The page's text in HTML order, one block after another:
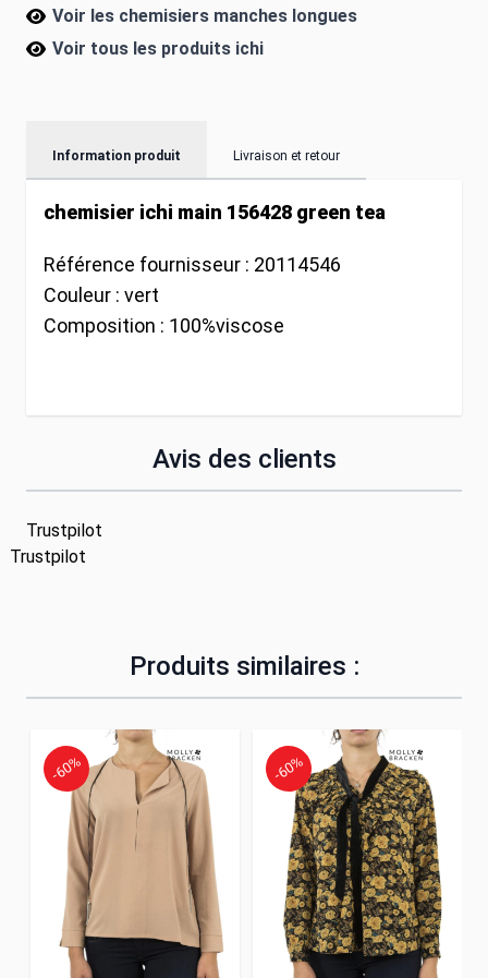
Voir les chemisiers manches longues
Voir tous les produits ichi
Information produit Livraison et retour
chemisier ichi main 156428 green tea
Référence fournisseur : 20114546
Couleur : vert
Composition : 100%viscose
Avis des clients
Trustpilot
Trustpilot
Produits similaires :
-60% -60%